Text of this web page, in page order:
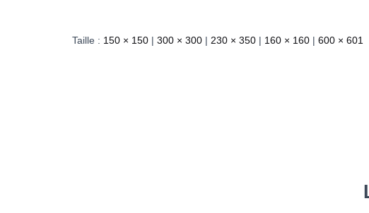
Taille : 150 × 150 | 300 × 300 | 230 × 350 | 160 × 160 | 600 × 601